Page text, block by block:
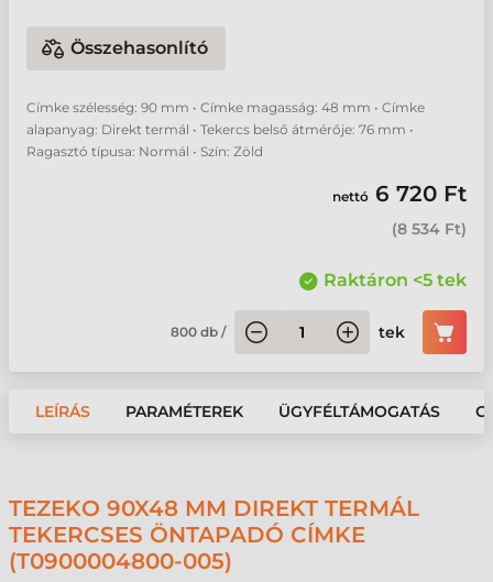
Összehasonlító
Címke szélesség: 90 mm • Címke magasság: 48 mm • Címke
alapanyag: Direkt termál • Tekercs belső átmérője: 76 mm •
Ragasztó típusa: Normál • Szín: Zöld
nettó 6 720 Ft
(8 534 Ft)
Raktáron <5 tek
800 db / tek
LEÍRÁS PARAMÉTEREK ÜGYFÉLTÁMOGATÁS
TEZEKO 90X48 MM DIREKT TERMÁL
TEKERCSES ÖNTAPADÓ CÍMKE
(T0900004800-005)